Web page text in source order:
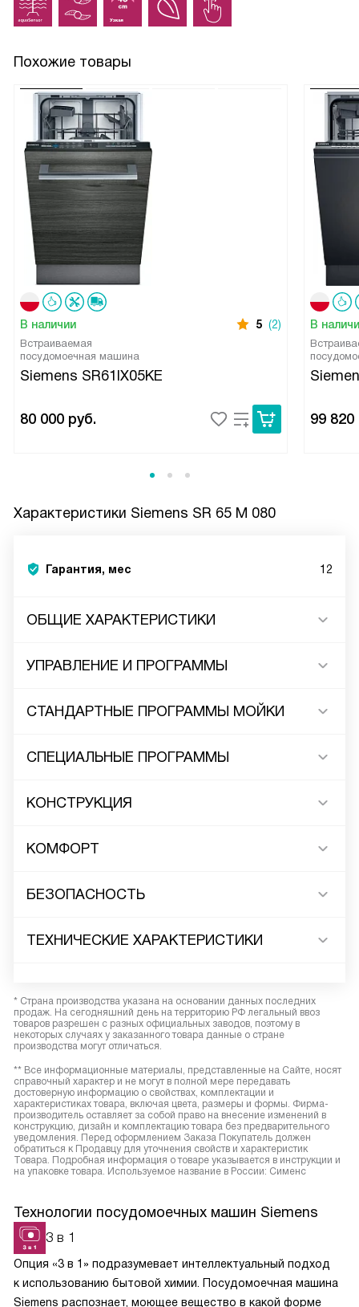
Похожие товары
В наличии 5 (2)
Встраиваемая
посудомоечная машина
Siemens SR61IX05KE
80 000 руб.
В
99 820
Характеристики Siemens SR 65 M 080
Гарантия, мес 12
ОБЩИЕ ХАРАКТЕРИСТИКИ
УПРАВЛЕНИЕ И ПРОГРАММЫ
СТАНДАРТНЫЕ ПРОГРАММЫ МОЙКИ
СПЕЦИАЛЬНЫЕ ПРОГРАММЫ
КОНСТРУКЦИЯ
КОМФОРТ
БЕЗОПАСНОСТЬ
ТЕХНИЧЕСКИЕ ХАРАКТЕРИСТИКИ
* Страна производства указана на основании данных последних
продаж. На сегодняшний день на территорию РФ легальный ввоз
товаров разрешен с разных официальных заводов, поэтому в
некоторых случаях у заказанного товара данные о стране
производства могут отличаться.
** Все информационные материалы, представленные на Сайте, носят
справочный характер и не могут в полной мере передавать
достоверную информацию о свойствах, комплектации и
характеристиках товара, включая цвета, размеры и формы. Фирма-
производитель оставляет за собой право на внесение изменений в
конструкцию, дизайн и комплектацию товара без предварительного
уведомления. Перед оформлением Заказа Покупатель должен
обратиться к Продавцу для уточнения свойств и характеристик
Товара. Подробная информация о товаре указывается в инструкции и
на упаковке товара. Используемое название в России: Сименс
Технологии посудомоечных машин Siemens
3 в 1
Опция «3 в 1» подразумевает интеллектуальный подход
к использованию бытовой химии. Посудомоечная машина
Siemens распознает, моющее вещество в какой форме